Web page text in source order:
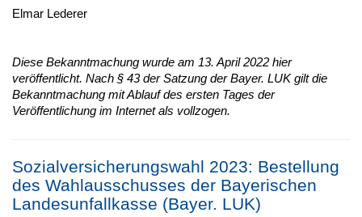
Elmar Lederer
Diese Bekanntmachung wurde am 13. April 2022 hier
veröffentlicht. Nach § 43 der Satzung der Bayer. LUK gilt die
Bekanntmachung mit Ablauf des ersten Tages der
Veröffentlichung im Internet als vollzogen.
Sozialversicherungswahl 2023: Bestellung
des Wahlausschusses der Bayerischen
Landesunfallkasse (Bayer. LUK)